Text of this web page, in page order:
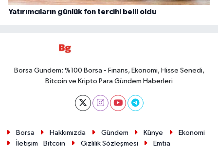
Yatırımcıların günlük fon tercihi belli oldu
Borsa Gundem: %100 Borsa - Finans, Ekonomi, Hisse Senedi,
Bitcoin ve Kripto Para Gündem Haberleri
Borsa Hakkımızda Gündem Künye
Ekonomi
İletişim
Bitcoin Gizlilik Sözleşmesi Emtia